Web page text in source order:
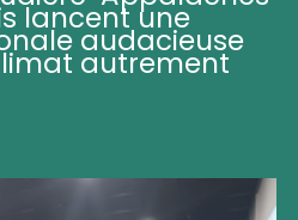
lancent une
audacieuse
autrement